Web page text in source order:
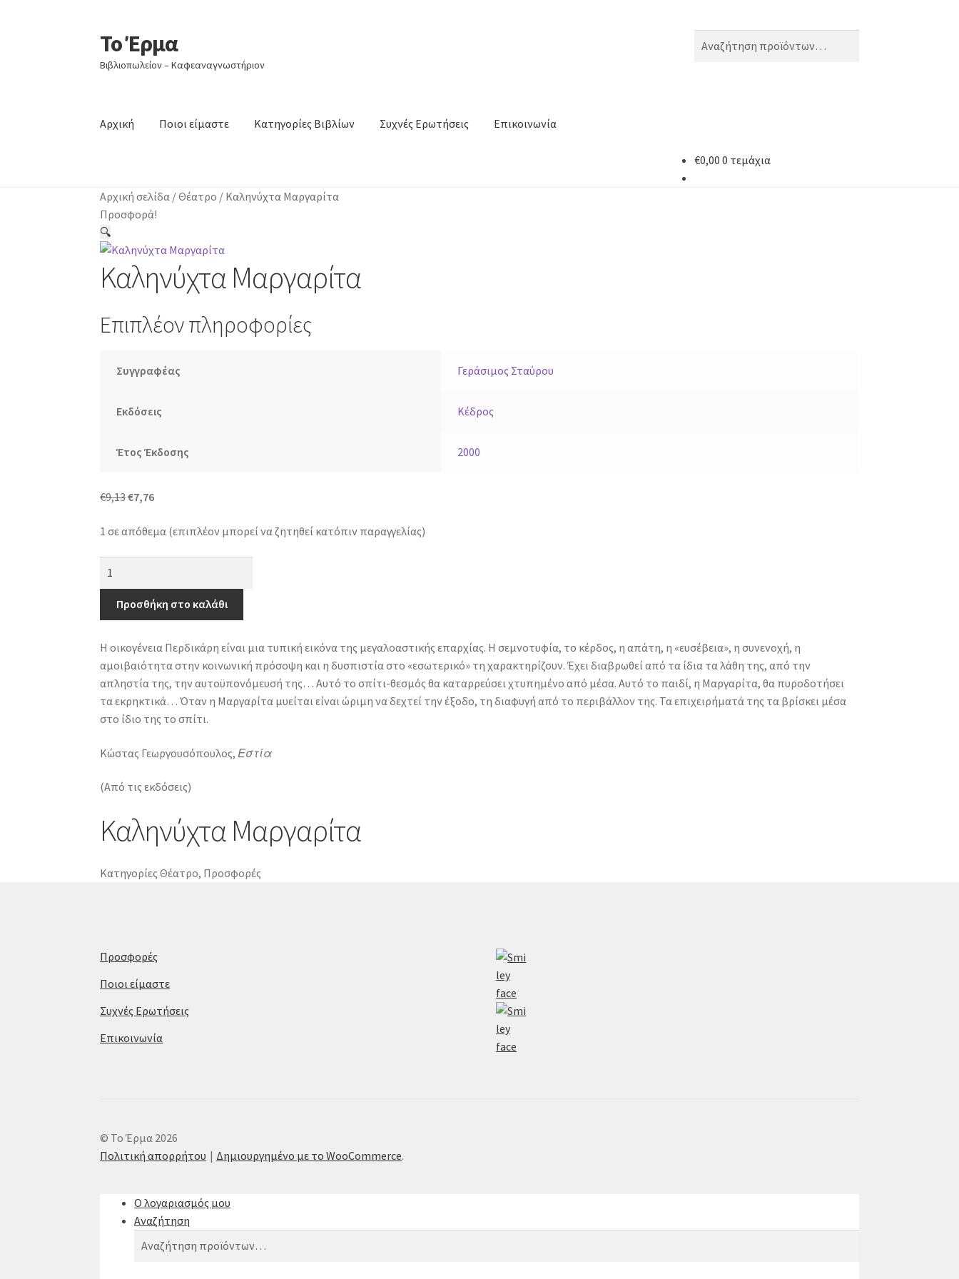
Απευθείας
μετάβαση
στην
Μετάβαση
σε
περιεχόμενο
Το Έρμα
Βιβλιοπωλείον – Καφεαναγνωστήριον
Αναζήτηση
Αναζήτηση
Αρχική Ποιοι είμαστε Κατηγορίες Βιβλίων Συχνές Ερωτήσεις Επικοινωνία
€0,00 0 τεμάχια
Αρχική σελίδα /Θέατρο / Καληνύχτα Μαργαρίτα
Προσφορά!
🔍
Καληνύχτα Μαργαρίτα
Επιπλέον πληροφορίες
Συγγραφέας Γεράσιμος Σταύρου
Εκδόσεις Κέδρος
Έτος Έκδοσης 2000
€9,13Original
was:
€7,76Η
τιμή
1 σε απόθεμα (επιπλέον μπορεί να ζητηθεί κατόπιν παραγγελίας)
ποσότητα
Προσθήκη στο καλάθι
Η οικογένεια Περδικάρη είναι μια τυπική εικόνα της μεγαλοαστικής επαρχίας. Η σεμνοτυφία, το κέρδος, η απάτη, η «ευσέβεια», η συνενοχή, η
αμοιβαιότητα στην κοινωνική πρόσοψη και η δυσπιστία στο «εσωτερικό» τη χαρακτηρίζουν. Έχει διαβρωθεί από τα ίδια τα λάθη της, από την
απληστία της, την αυτοϋπονόμευσή της… Αυτό το σπίτι-θεσμός θα καταρρεύσει χτυπημένο από μέσα. Αυτό το παιδί, η Μαργαρίτα, θα πυροδοτήσει
τα εκρηκτικά… Όταν η Μαργαρίτα μυείται είναι ώριμη να δεχτεί την έξοδο, τη διαφυγή από το περιβάλλον της. Τα επιχειρήματά της τα βρίσκει μέσα
στο ίδιο της το σπίτι.
Κώστας Γεωργουσόπουλος, Εστία
(Από τις εκδόσεις)
Καληνύχτα Μαργαρίτα
Κατηγορίες Θέατρο, Προσφορές
Προσφορές
Ποιοι είμαστε
Συχνές Ερωτήσεις
Επικοινωνία
© Το Έρμα 2026
Πολιτική απορρήτου
Δημιουργημένο με το WooCommerce.
Ο λογαριασμός μου
Αναζήτηση
Αναζήτηση
Αναζήτηση